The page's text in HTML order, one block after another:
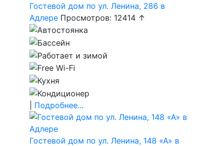
Гостевой дом по ул. Ленина, 286 в
Адлере Просмотров: 12414 ↑
Подробнее...
Гостевой дом по ул. Ленина, 148 «А» в